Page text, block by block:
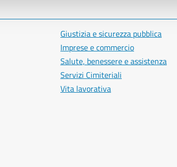
Giustizia e sicurezza pubblica
Imprese e commercio
Salute, benessere e assistenza
Servizi Cimiteriali
Vita lavorativa